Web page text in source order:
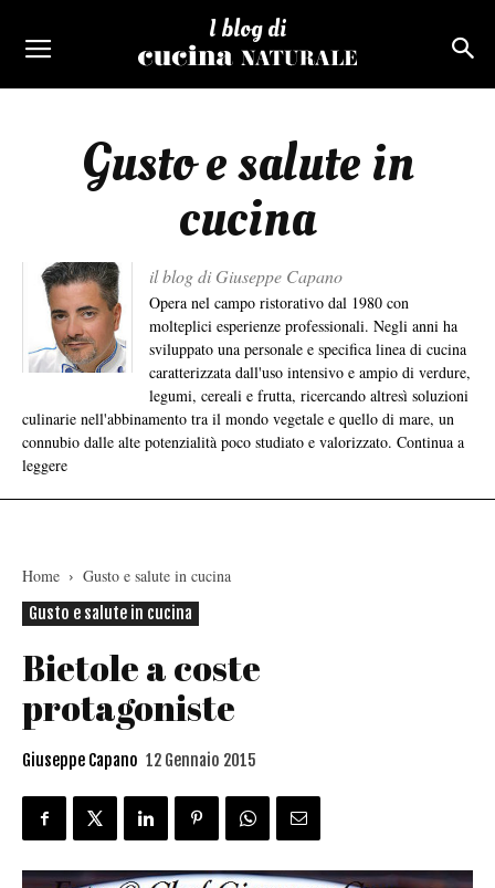
I blog di
Gusto e salute in
cucina
il blog di Giuseppe Capano
Opera nel campo ristorativo dal 1980 con
molteplici esperienze professionali. Negli anni ha
sviluppato una personale e specifica linea di cucina
caratterizzata dall'uso intensivo e ampio di verdure,
legumi, cereali e frutta, ricercando altresì soluzioni
culinarie nell'abbinamento tra il mondo vegetale e quello di mare, un
connubio dalle alte potenzialità poco studiato e valorizzato. Continua a
leggere
Home
Gusto e salute in cucina
Gusto e salute in cucina
Bietole a coste
protagoniste
Giuseppe Capano 12 Gennaio 2015